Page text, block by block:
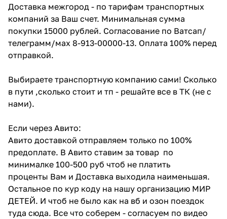
Доставка межгород - по тарифам транспортных
компаний за Ваш счет. Минимальная сумма
покупки 15000 рублей. Согласование по Ватсап/
телеграмм/мах 8-913-00000-13. Оплата 100% перед
отправкой.
Выбираете транспортную компанию сами! Сколько
в пути ,сколько стоит и тп - решайте все в ТК (не с
нами).
Если через Авито:
Авито доставкой отправляем только по 100%
предоплате. В Авито ставим за товар по
минималке 100-500 руб чтоб не платить
проценты Вам и Доставка выходила наименьшая.
Остальное по кур коду на нашу организацию МИР
ДЕТЕЙ. И чтоб не было как на вб и озон поездок
туда сюда. Все что соберем - согласуем по видео